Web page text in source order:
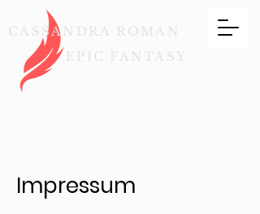
CASSANDRA ROMAN
EPIC FANTASY
Impressum